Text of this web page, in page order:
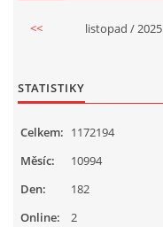
<< listopad / 2025
STATISTIKY
Online: 2
Celkem: 1172194
Měsíc:
10994
Den:
182